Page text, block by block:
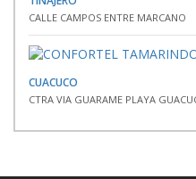
CALLE CAMPOS ENTRE MARCANO
CUACUCO
CTRA VIA GUARAME PLAYA